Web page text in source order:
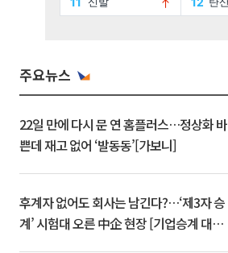
주요뉴스
22일 만에 다시 문 연 홈플러스…정상화 바
쁜데 재고 없어 ‘발동동’[가보니]
후계자 없어도 회사는 남긴다?…‘제3자 승
계’ 시험대 오른 中企 현장 [기업승계 대전